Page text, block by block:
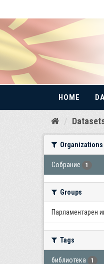
Skip
HOME
Organizations
Собрание 1
Groups
Парламентарен
Tags
библиотека 1